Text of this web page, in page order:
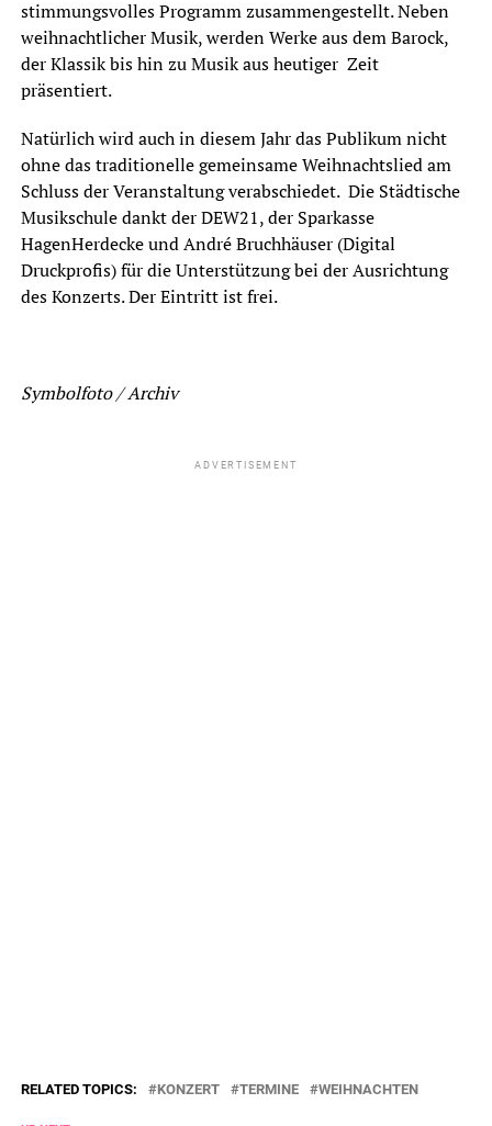
stimmungsvolles Programm zusammengestellt. Neben
weihnachtlicher Musik, werden Werke aus dem Barock,
der Klassik bis hin zu Musik aus heutiger Zeit
präsentiert.
Natürlich wird auch in diesem Jahr das Publikum nicht
ohne das traditionelle gemeinsame Weihnachtslied am
Schluss der Veranstaltung verabschiedet. Die Städtische
Musikschule dankt der DEW21, der Sparkasse
HagenHerdecke und André Bruchhäuser (Digital
Druckprofis) für die Unterstützung bei der Ausrichtung
des Konzerts. Der Eintritt ist frei.
Symbolfoto / Archiv
ADVERTISEMENT
RELATED TOPICS: KONZERT TERMINE WEIHNACHTEN